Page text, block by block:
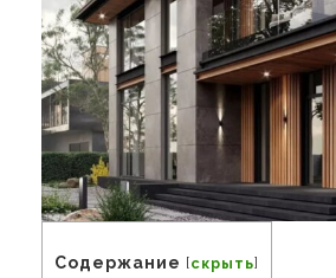
Содержание [скрыть]